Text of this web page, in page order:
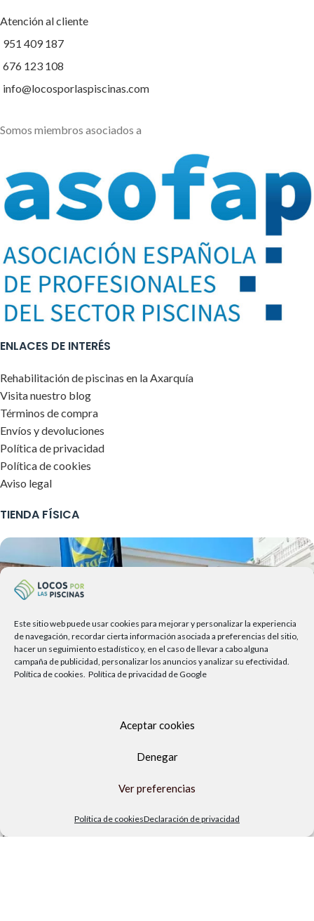
Este sitio web puede usar cookies para mejorar y personalizar la experiencia
de navegación, recordar cierta información asociada a preferencias del sitio,
hacer un seguimiento estadístico y, en el caso de llevar a cabo alguna
campaña de publicidad, personalizar los anuncios y analizar su efectividad.
Política de cookies. Política de privacidad de Google
Aceptar cookies
Denegar
Ver preferencias
Política de cookiesDeclaración de privacidad
Atención al cliente
951 409 187
676 123 108
info@locosporlaspiscinas.com
Somos miembros asociados a
ENLACES DE INTERÉS
Rehabilitación de piscinas en la Axarquía
Visita nuestro blog
Términos de compra
Envíos y devoluciones
Política de privacidad
Política de cookies
Aviso legal
TIENDA FÍSICA
29740 Torre del Mar, Málaga
Lunes a viernes
9.00h a 13.30h - 16.00h a 19.00h